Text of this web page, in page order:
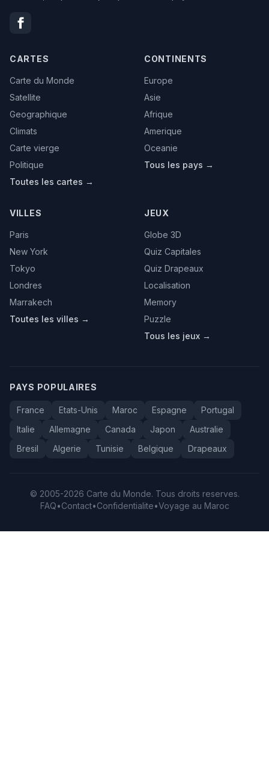
CARTES
Carte du Monde
Satellite
Geographique
Climats
Carte vierge
Politique
Toutes les cartes →
CONTINENTS
Europe
Asie
Afrique
Amerique
Oceanie
Tous les pays →
VILLES
Paris
New York
Tokyo
Londres
Marrakech
Toutes les villes →
JEUX
Globe 3D
Quiz Capitales
Quiz Drapeaux
Localisation
Memory
Puzzle
Tous les jeux →
PAYS POPULAIRES
France Etats-Unis Maroc Espagne
Portugal
Italie
Allemagne Canada Japon
Australie
Bresil
Algerie Tunisie Belgique Drapeaux
© 2005-2026 Carte du Monde. Tous droits reserves.
FAQ•Contact•Confidentialite•Voyage au Maroc